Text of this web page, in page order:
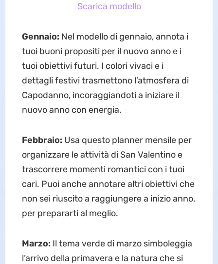
Scarica modello
Gennaio: Nel modello di gennaio, annota i
tuoi buoni propositi per il nuovo anno e i
tuoi obiettivi futuri. I colori vivaci e i
dettagli festivi trasmettono l’atmosfera di
Capodanno, incoraggiandoti a iniziare il
nuovo anno con energia.
Febbraio: Usa questo planner mensile per
organizzare le attività di San Valentino e
trascorrere momenti romantici con i tuoi
cari. Puoi anche annotare altri obiettivi che
non sei riuscito a raggiungere a inizio anno,
per prepararti al meglio.
Marzo: Il tema verde di marzo simboleggia
l’arrivo della primavera e la natura che si